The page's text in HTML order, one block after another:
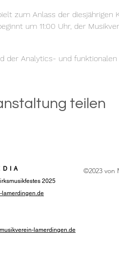
zum Anlass der diesjährigen
um 11:00 Uhr, der
der Analytics- und
teilen
©2023 von
2025
lamerdingen.de
lamerdingen.de